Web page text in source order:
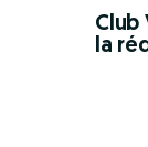
Club
la